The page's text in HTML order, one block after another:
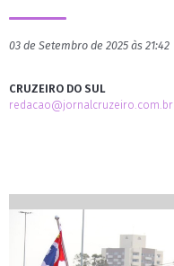
03 de Setembro de 2025 às 21:42
CRUZEIRO DO SUL
redacao@jornalcruzeiro.com.br